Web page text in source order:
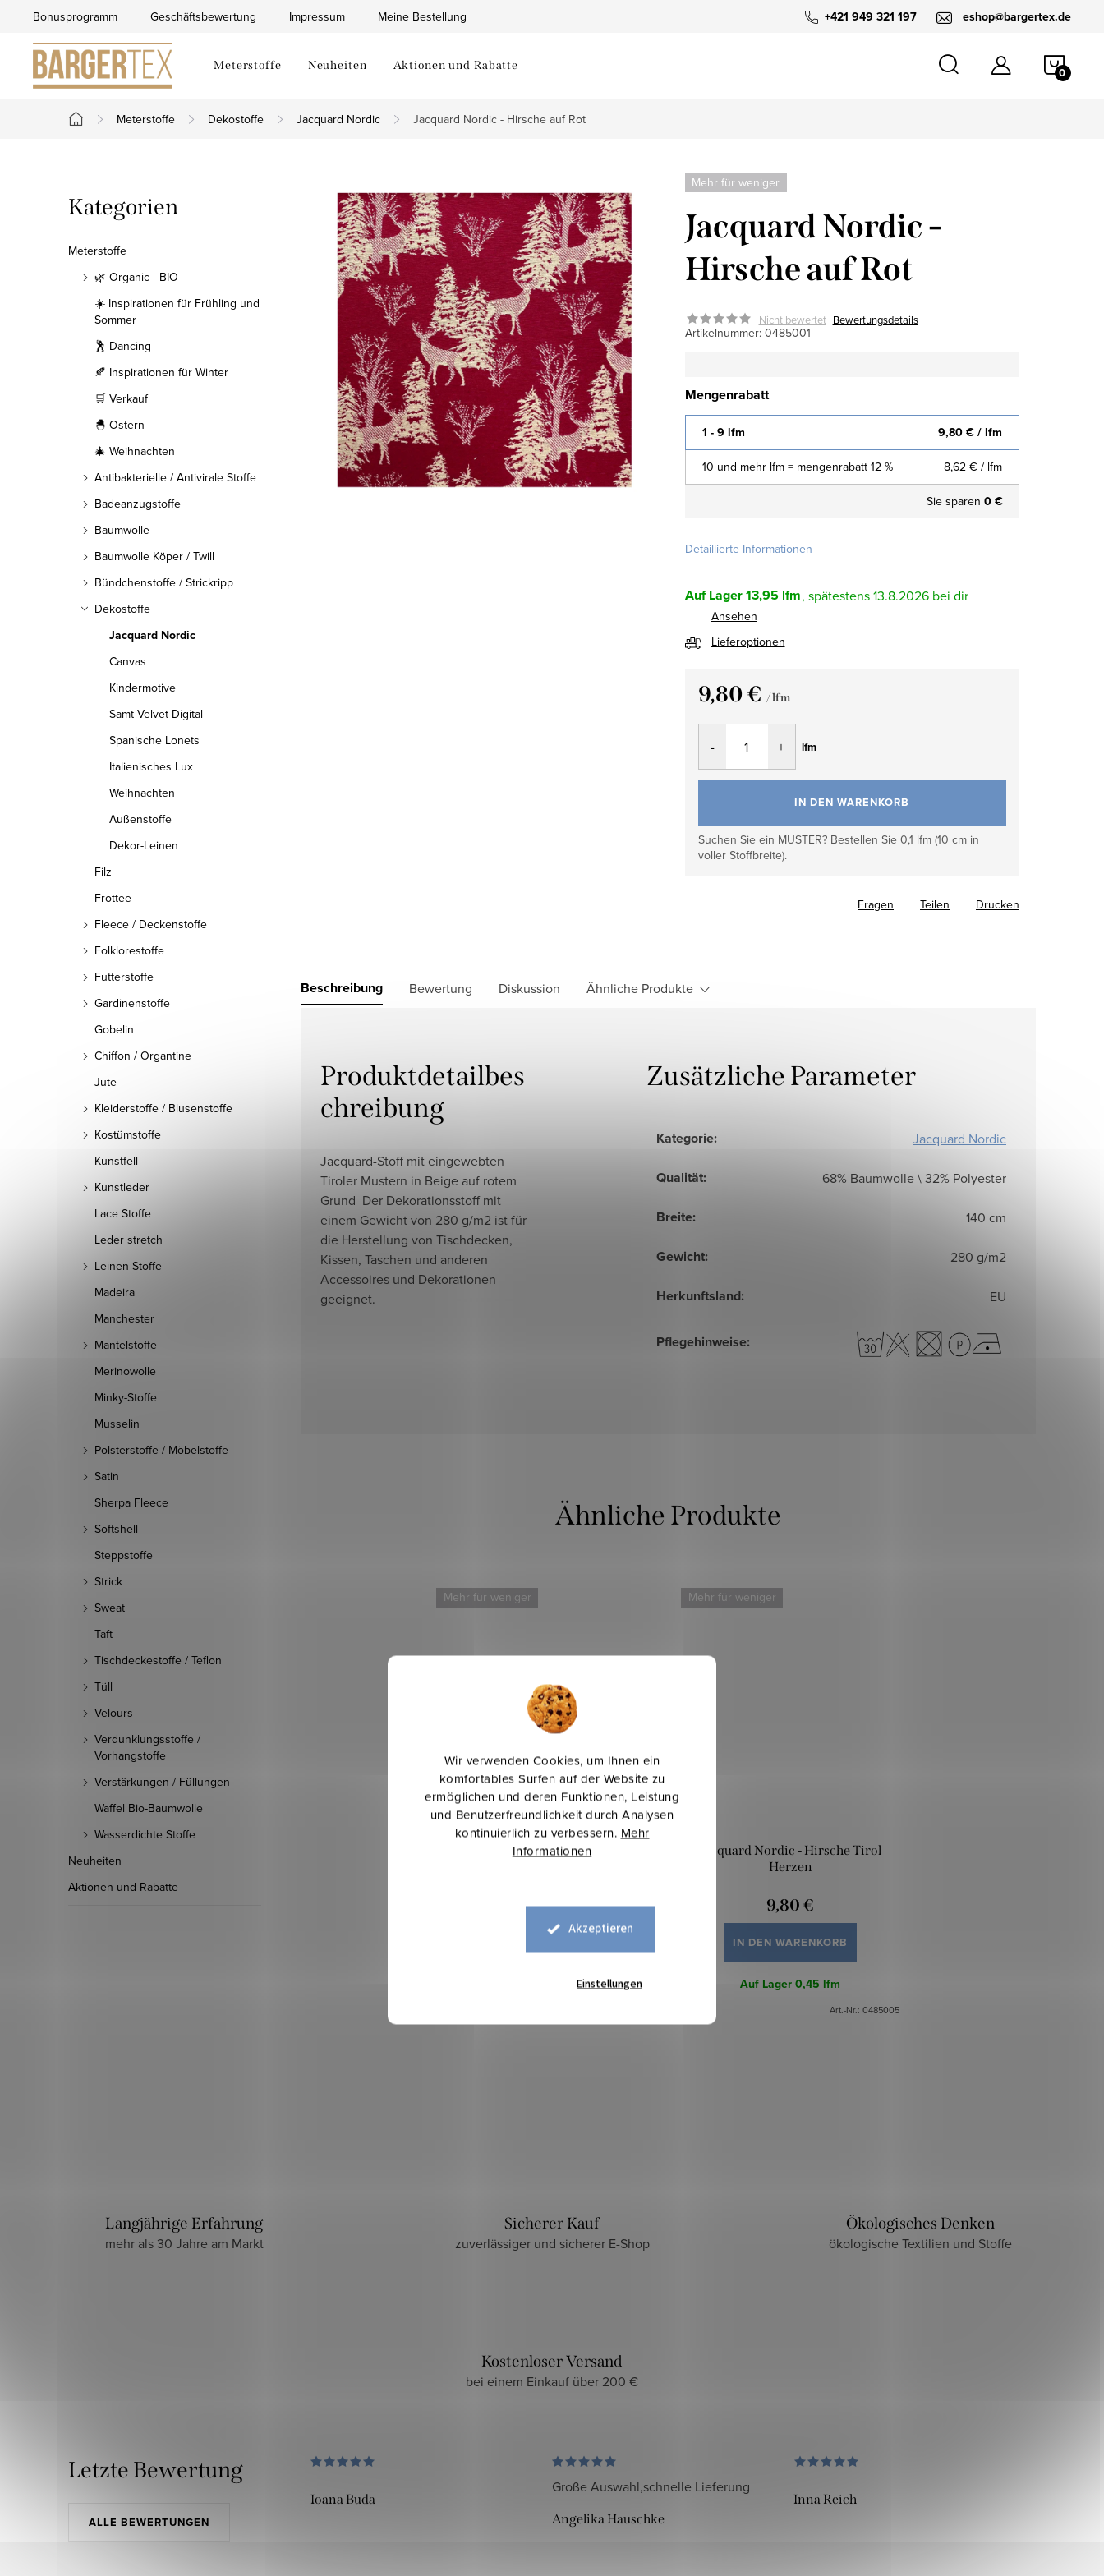
Wir verwenden Cookies, um Ihnen ein
komfortables Surfen auf der Website zu
ermöglichen und deren Funktionen, Leistung
und Benutzerfreundlichkeit durch Analysen
kontinuierlich zu verbessern. Mehr
Informationen
Akzeptieren
Einstellungen
springen
+421 949 321 197 eshop@bargertex.de
Bonusprogramm Geschäftsbewertung Impressum Meine Bestellung
Meterstoffe Neuheiten Aktionen und Rabatte
Startseite
Meterstoffe Dekostoffe Jacquard Nordic Jacquard Nordic - Hirsche auf Rot
e
i
Kategorien
überspringen
Kategorien
Meterstoffe
🌿 Organic - BIO
☀️ Inspirationen für Frühling und
Sommer
🕺 Dancing
🍂 Inspirationen für Winter
🛒 Verkauf
🐣 Ostern
🎄 Weihnachten
Antibakterielle / Antivirale Stoffe
Badeanzugstoffe
Baumwolle
Baumwolle Köper / Twill
Bündchenstoffe / Strickripp
Dekostoffe
Jacquard Nordic
Canvas
Kindermotive
Samt Velvet Digital
Spanische Lonets
Italienisches Lux
Weihnachten
Außenstoffe
Dekor-Leinen
Filz
Frottee
Fleece / Deckenstoffe
Folklorestoffe
Futterstoffe
Gardinenstoffe
Gobelin
Chiffon / Organtine
Jute
Kleiderstoffe / Blusenstoffe
Kostümstoffe
Kunstfell
Kunstleder
Lace Stoffe
Leder stretch
Leinen Stoffe
Madeira
Manchester
Mantelstoffe
Merinowolle
Minky-Stoffe
Musselin
Polsterstoffe / Möbelstoffe
Satin
Sherpa Fleece
Softshell
Steppstoffe
Strick
Sweat
Taft
Tischdeckestoffe / Teflon
Tüll
Velours
Verdunklungsstoffe /
Vorhangstoffe
Verstärkungen / Füllungen
Waffel Bio-Baumwolle
Wasserdichte Stoffe
Neuheiten
Aktionen und Rabatte
Mehr für weniger
Jacquard Nordic -
Hirsche auf Rot
Nicht bewertet Bewertungsdetails
Artikelnummer: 0485001
Mengenrabatt
1 - 9 lfm 9,80 € / lfm
10 und mehr lfm = mengenrabatt 12 % 8,62 € / lfm
Sie sparen 0 €
Detaillierte Informationen
Auf Lager13,95 lfm 13.8.2026
Ansehen
Lieferoptionen
9,80 € / lfm
Verkaufspreis:
lfm
IN DEN WARENKORB
Suchen Sie ein MUSTER? Bestellen Sie 0,1 lfm (10 cm in
voller Stoffbreite).
Drucken
Fragen Teilen
Beschreibung Bewertung Diskussion Ähnliche Produkte
Produktdetailbes
chreibung
Jacquard-Stoff mit eingewebten
Tiroler Mustern in Beige auf rotem
Grund Der Dekorationsstoff mit
einem Gewicht von 280 g/m2 ist für
die Herstellung von Tischdecken,
Kissen, Taschen und anderen
Accessoires und Dekorationen
geeignet.
Zusätzliche Parameter
Kategorie: Jacquard Nordic
Qualität: 68% Baumwolle \ 32% Polyester
Breite: 140 cm
Gewicht: 280 g/m2
Herkunftsland: EU
Pflegehinweise:
Mehr für weniger
Jacquard Nordic - Klassik
9,80 €
21,95 lfm
Mehr für weniger
Jacquard Nordic - Hirsche Tirol
Herzen
9,80 €
IN DEN WARENKORB
Auf Lager 0,45 lfm
Art.-Nr.: 0485005
Langjährige Erfahrung
mehr als 30 Jahre am Markt
Sicherer Kauf
zuverlässiger und sicherer E-Shop
Ökologisches Denken
ökologische Textilien und Stoffe
Kostenloser Versand
bei einem Einkauf über 200 €
Letzte Bewertung
ALLE BEWERTUNGEN
Ioana Buda
Große Auswahl,schnelle Lieferung
Angelika Hauschke
Inna Reich